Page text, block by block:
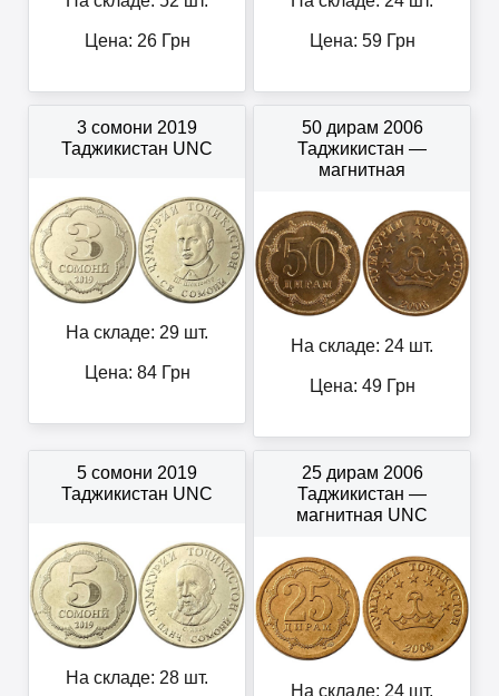
Цена: 26Грн Цена: 59Грн
3 сомони 2019
Таджикистан UNC
На складе: 29 шт.
Цена: 84Грн
50 дирам 2006
Таджикистан —
магнитная
На складе: 24 шт.
Цена: 49Грн
5 сомони 2019
Таджикистан UNC
На складе: 28 шт.
25 дирам 2006
Таджикистан —
магнитная UNC
На складе: 24 шт.